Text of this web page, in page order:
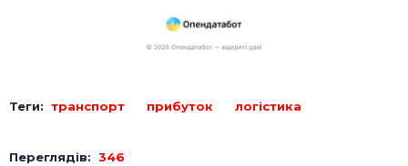
Теги: транспорт прибуток логістика
Переглядів: 346